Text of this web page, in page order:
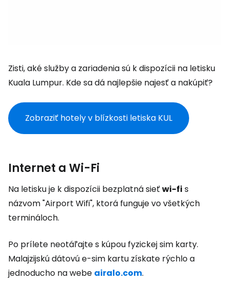
Zisti, aké služby a zariadenia sú k dispozícii na letisku
Kuala Lumpur. Kde sa dá najlepšie najesť a nakúpiť?
Zobraziť hotely v blízkosti letiska KUL
Internet a Wi-Fi
Na letisku je k dispozícii bezplatná sieťwi-fi s
názvom "Airport Wifi", ktorá funguje vo všetkých
termináloch.
Po prílete neotáľajte s kúpou fyzickej sim karty.
Malajzijskú dátovú e-sim kartu získate rýchlo a
jednoducho na webe airalo.com.